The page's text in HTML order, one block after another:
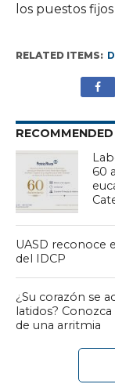
los puestos
RELATED ITEMS:
60
UASD reconoce
del IDCP
¿Su corazón se
latidos?
de una arritmia